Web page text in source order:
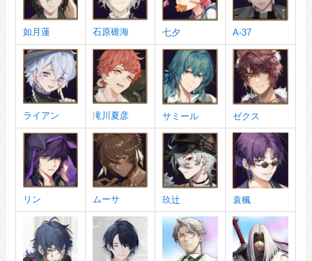
如月蓮 石原碓海 七夕 A-37
ライアン 滝川夏彦 サミール ゼクス
リン ムーサ 玖辻 袁楓